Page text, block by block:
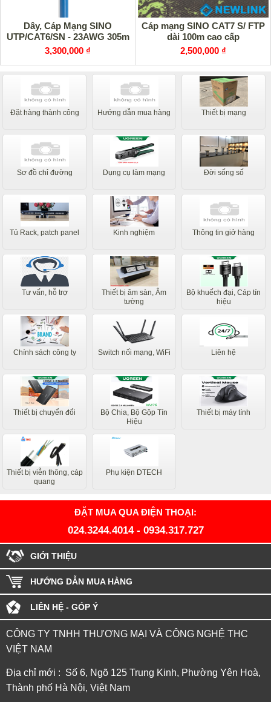
Dây, Cáp Mạng SINO
UTP/CAT6/SN - 23AWG 305m
3,300,000 ₫
Cáp mạng SINO CAT7 S/ FTP
dài 100m cao cấp
2,500,000 ₫
Đặt hàng thành công Hướng dẫn mua hàng Thiết bị mạng
Sơ đồ chỉ đường Dụng cụ làm mạng Đời sống số
Tủ Rack, patch panel Kinh nghiệm Thông tin giở hàng
Tư vấn, hỗ trợ
Thiết bị âm sàn, Âm
tường
Bộ khuếch đại, Cáp tín
hiệu
Chính sách công ty Switch nối mạng, WiFi Liên hệ
Thiết bị chuyển đổi
Bộ Chia, Bộ Gộp Tín
Hiệu
Thiết bị máy tính
Thiết bị viễn thông, cáp
quang
Phụ kiện DTECH
ĐẶT MUA QUA ĐIỆN THOẠI:
024.3244.4014- 0934.317.727
GIỚI THIỆU
HƯỚNG DẪN MUA HÀNG
LIÊN HỆ - GÓP Ý
CÔNG TY TNHH THƯƠNG MẠI VÀ CÔNG NGHỆ THC
VIỆT NAM
Địa chỉ mới : Số 6, Ngõ 125 Trung Kinh, Phường Yên Hoà,
Thành phố Hà Nội, Việt Nam